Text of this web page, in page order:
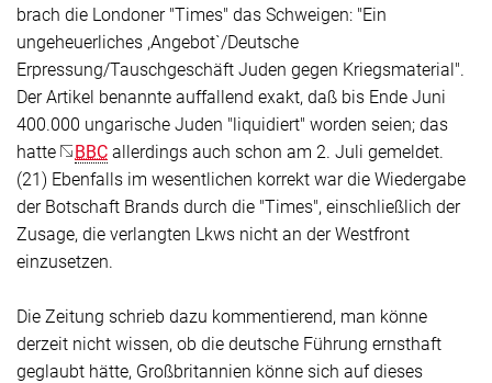
brach die Londoner "Times" das Schweigen: "Ein
ungeheuerliches ,Angebot`/Deutsche
Erpressung/Tauschgeschäft Juden gegen Kriegsmaterial".
Der Artikel benannte auffallend exakt, daß bis Ende Juni
400.000 ungarische Juden "liquidiert" worden seien; das
hatte
BBCallerdings auch schon am 2. Juli gemeldet.
(21) Ebenfalls im wesentlichen korrekt war die Wiedergabe
der Botschaft Brands durch die "Times", einschließlich der
Zusage, die verlangten Lkws nicht an der Westfront
einzusetzen.
Die Zeitung schrieb dazu kommentierend, man könne
derzeit nicht wissen, ob die deutsche Führung ernsthaft
geglaubt hätte, Großbritannien könne sich auf dieses